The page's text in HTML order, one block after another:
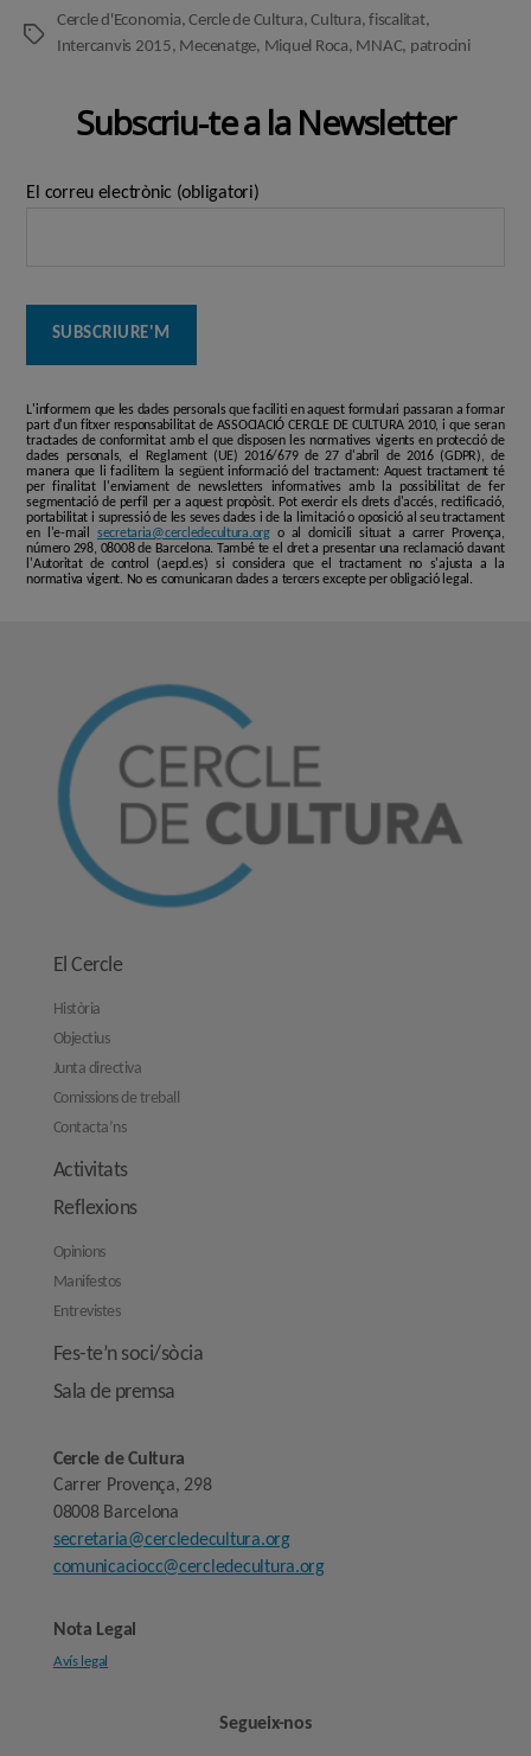
Etiquetes
Cercle d'Economia,Cercle de Cultura,Cultura,fiscalitat,
Intercanvis 2015, Mecenatge, Miquel Roca, MNAC, patrocini
Subscriu-te a la Newsletter
El correu electrònic (obligatori)
L'informem que les dades personals que faciliti en aquest formulari passaran a formar
part d'un fitxer responsabilitat de ASSOCIACIÓ CERCLE DE CULTURA 2010, i que seran
tractades de conformitat amb el que disposen les normatives vigents en protecció de
dades personals, el Reglament (UE) 2016/679 de 27 d'abril de 2016 (GDPR), de
manera que li facilitem la següent informació del tractament: Aquest tractament té
per finalitat l'enviament de newsletters informatives amb la possibilitat de fer
segmentació de perfil per a aquest propòsit. Pot exercir els drets d'accés, rectificació,
portabilitat i supressió de les seves dades i de la limitació o oposició al seu tractament
en l'e-mail secretaria@cercledecultura.orgo al domicili situat a carrer Provença,
número 298, 08008 de Barcelona. També te el dret a presentar una reclamació davant
l'Autoritat de control (aepd.es) si considera que el tractament no s'ajusta a la
normativa vigent. No es comunicaran dades a tercers excepte per obligació legal.
El Cercle
Història
Objectius
Junta directiva
Comissions de treball
Contacta’ns
Activitats
Reflexions
Opinions
Manifestos
Entrevistes
Fes-te’n soci/sòcia
Sala de premsa
Cercle de Cultura
Carrer Provença, 298
08008 Barcelona
secretaria@cercledecultura.org
comunicaciocc@cercledecultura.org
Nota Legal
Avís legal
Segueix-nos